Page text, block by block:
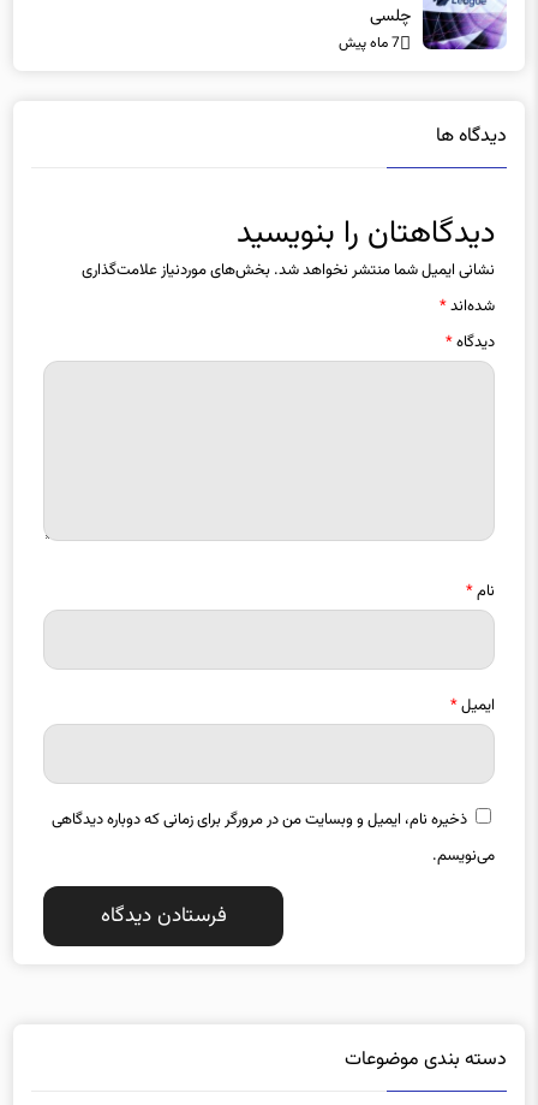
چلسی
7 ماه پیش
دیدگاه ها
دیدگاهتان را بنویسید
نشانی ایمیل شما منتشر نخواهد شد. بخش‌های موردنیاز علامت‌گذاری
شده‌اند*
دیدگاه*
نام*
ایمیل*
ذخیره نام، ایمیل و وبسایت من در مرورگر برای زمانی که دوباره دیدگاهی
می‌نویسم.
دسته بندی موضوعات